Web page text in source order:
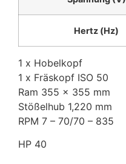
Hertz (Hz)
1 x Hobelkopf
1 x Fräskopf ISO 50
Ram 355 x 355 mm
Stößelhub 1,220 mm
RPM 7 – 70/70 – 835
HP 40